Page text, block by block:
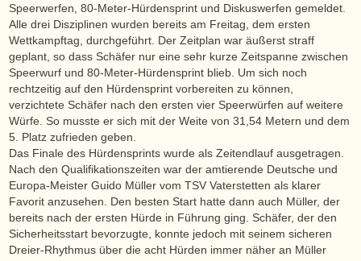
Speerwerfen, 80-Meter-Hürdensprint und Diskuswerfen gemeldet.
Alle drei Disziplinen wurden bereits am Freitag, dem ersten
Wettkampftag, durchgeführt. Der Zeitplan war äußerst straff
geplant, so dass Schäfer nur eine sehr kurze Zeitspanne zwischen
Speerwurf und 80-Meter-Hürdensprint blieb. Um sich noch
rechtzeitig auf den Hürdensprint vorbereiten zu können,
verzichtete Schäfer nach den ersten vier Speerwürfen auf weitere
Würfe. So musste er sich mit der Weite von 31,54 Metern und dem
5. Platz zufrieden geben.
Das Finale des Hürdensprints wurde als Zeitendlauf ausgetragen.
Nach den Qualifikationszeiten war der amtierende Deutsche und
Europa-Meister Guido Müller vom TSV Vaterstetten als klarer
Favorit anzusehen. Den besten Start hatte dann auch Müller, der
bereits nach der ersten Hürde in Führung ging. Schäfer, der den
Sicherheitsstart bevorzugte, konnte jedoch mit seinem sicheren
Dreier-Rhythmus über die acht Hürden immer näher an Müller